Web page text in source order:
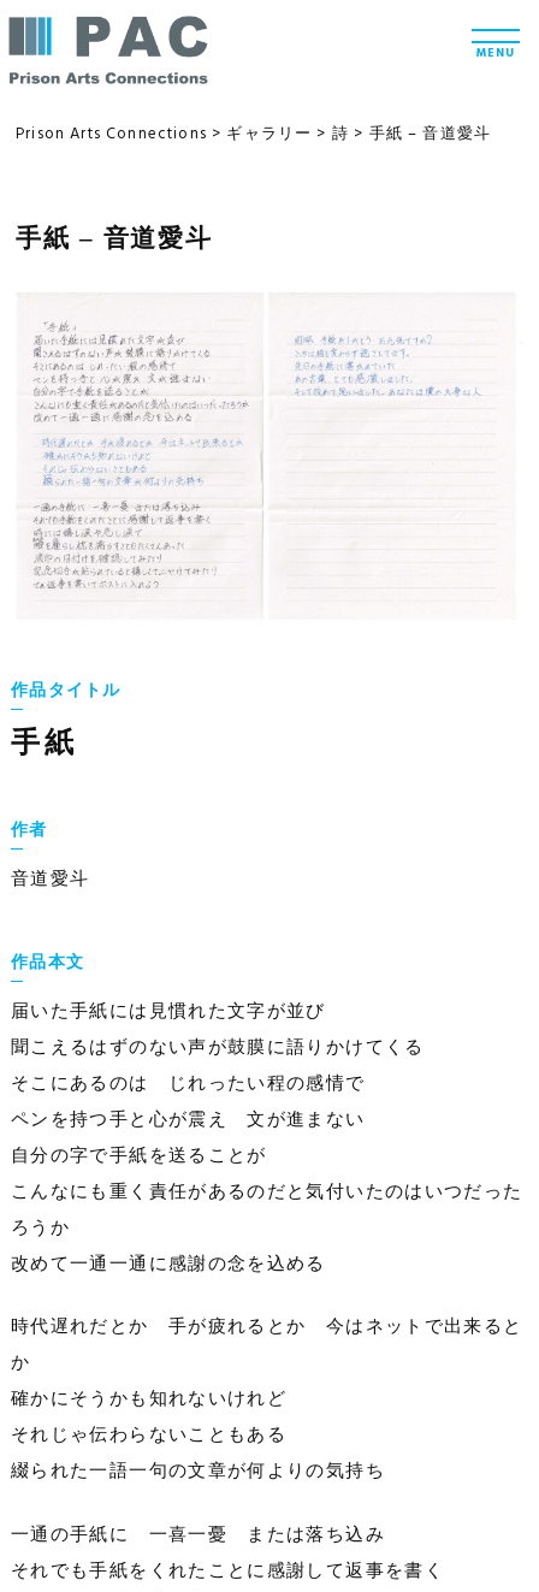
コ
ン
テ
ン
ス
t
o
MENU
Prison Arts Connections > ギャラリー > 詩 > 手紙 – 音道愛斗
手紙 – 音道愛斗
作品タイトル
手紙
作者
音道愛斗
作品本文
届いた手紙には見慣れた文字が並び
聞こえるはずのない声が鼓膜に語りかけてくる
そこにあるのは じれったい程の感情で
ペンを持つ手と心が震え 文が進まない
自分の字で手紙を送ることが
こんなにも重く責任があるのだと気付いたのはいつだった
ろうか
改めて一通一通に感謝の念を込める
時代遅れだとか 手が疲れるとか 今はネットで出来ると
か
確かにそうかも知れないけれど
それじゃ伝わらないこともある
綴られた一語一句の文章が何よりの気持ち
一通の手紙に 一喜一憂 または落ち込み
それでも手紙をくれたことに感謝して返事を書く